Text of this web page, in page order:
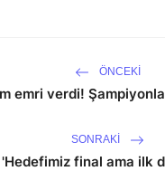
ÖNCEKI
emri verdi!
SONRAKI
'Hedefimiz final ama ilk